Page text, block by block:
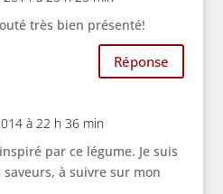
très bien présenté!
Réponse
à 22 h 36 min
par ce légume. Je suis
à suivre sur mon